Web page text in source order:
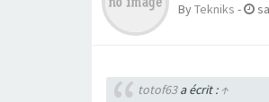
ByTekniks -
totof63a écrit :↑